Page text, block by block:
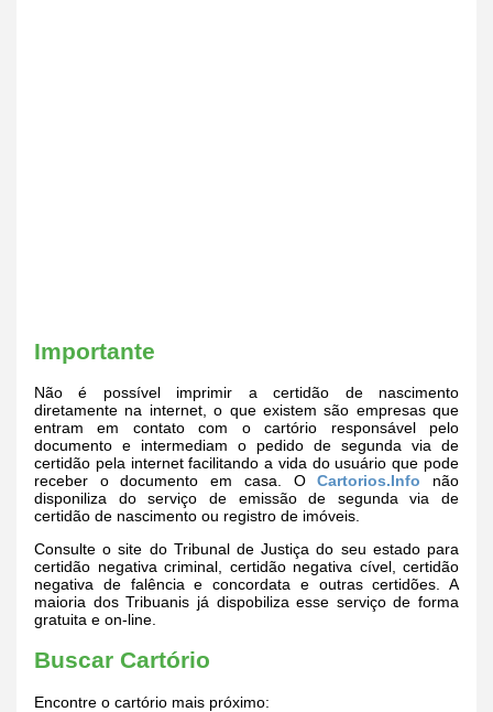
Importante
Não é possível imprimir a certidão de nascimento
diretamente na internet, o que existem são empresas que
entram em contato com o cartório responsável pelo
documento e intermediam o pedido de segunda via de
certidão pela internet facilitando a vida do usuário que pode
receber o documento em casa. OCartorios.Info não
disponiliza do serviço de emissão de segunda via de
certidão de nascimento ou registro de imóveis.
Consulte o site do Tribunal de Justiça do seu estado para
certidão negativa criminal, certidão negativa cível, certidão
negativa de falência e concordata e outras certidões. A
maioria dos Tribuanis já dispobiliza esse serviço de forma
gratuita e on-line.
Buscar Cartório
Encontre o cartório mais próximo: